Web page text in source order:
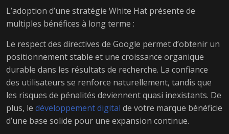
L’adoption d’une stratégie White Hat présente de
multiples bénéfices à long terme :
Le respect des directives de Google permet d’obtenir un
positionnement stable et une croissance organique
durable dans les résultats de recherche. La confiance
des utilisateurs se renforce naturellement, tandis que
les risques de pénalités deviennent quasi inexistants. De
plus, le développement digital de votre marque bénéficie
d’une base solide pour une expansion continue.